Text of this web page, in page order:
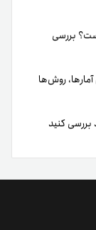
بررسی
روش‌ها